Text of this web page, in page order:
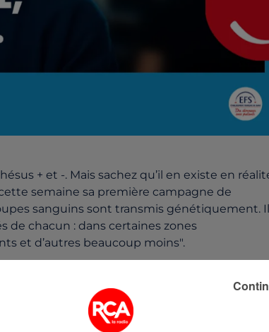
+ et -. Mais sachez qu’il en existe en
semaine sa première campagne de
sanguins sont transmis génétiquement.
de chacun : dans certaines zones
et d’autres beaucoup moins".
700 000les personnes porteuses
africaine et antillaise.